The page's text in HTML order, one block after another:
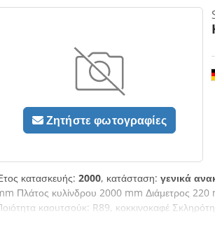
Ζητήστε φωτογραφίες
κατασκευής: 2000, κατάσταση: γενικά
Πλάτος κυλίνδρου 2000 mm Διάμετρος
καουτσούκ: R89, κοκκινοκαφέ
πλήρως ανακατασκευασμένος και με νέα